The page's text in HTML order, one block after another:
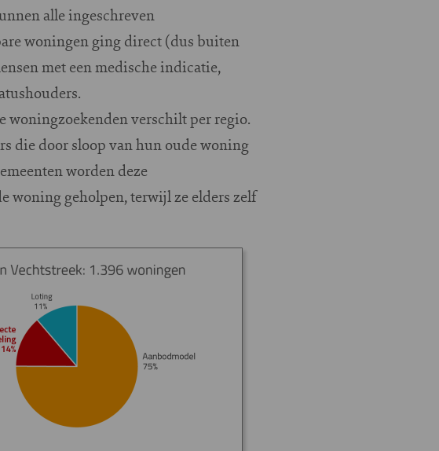
alle ingeschreven
woningen ging direct (dus buiten
met een medische indicatie,
woningzoekenden verschilt per regio.
die door sloop van hun oude woning
worden deze
woning geholpen, terwijl ze elders zelf